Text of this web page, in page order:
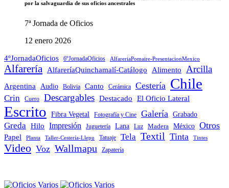
por la salvaguardia de sus oficios ancestrales
7ª Jornada de Oficios
12 enero 2026
4ºJornadaOficios 6ºJornadaOficios AlfareriaPomaire-PresentacionMexico
Alfarería AlfareríaQuinchamalí-Catálogo Alimento Arcilla
Argentina Audio Bolivia Canto Cerámica Cestería Chile
Crin Cuero Descargables Destacado El Oficio Lateral
Escrito Fibra Vegetal Fotografía y Cine Galería Grabado
Greda Hilo Impresión Juguetería Lana Luz Madera México Otros
Papel Planta Taller-Cestería-Llepu Tatuaje Tela Textil Tinta Tintes
Video Voz Wallmapu Zapatería